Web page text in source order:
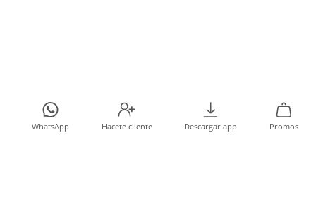
WhatsApp Hacete cliente Descargar app Promos